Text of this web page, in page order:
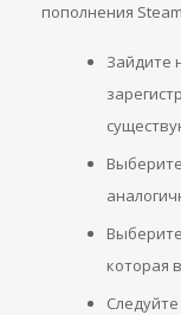
пополнения
Зайдите
которая